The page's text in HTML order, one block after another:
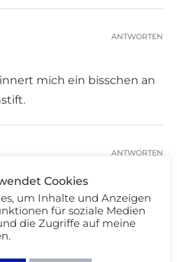
mich ein bisschen an
ANTWORTEN
hört man von der Marke
Aber in 2posts kam
Aber er ist auch von der
ANTWORTEN
Cookies
um Inhalte und Anzeigen
für soziale Medien
die Zugriffe auf meine